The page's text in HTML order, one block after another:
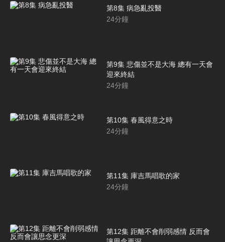
第8集 病急亂投醫
24分鐘
第9集 悲傷並不是大海 總有一天會
迎來終結
24分鐘
第10集 春風得意之時
24分鐘
第11集 庫吉馬唱歌的家
24分鐘
第12集 距離不會削弱感情 反而會